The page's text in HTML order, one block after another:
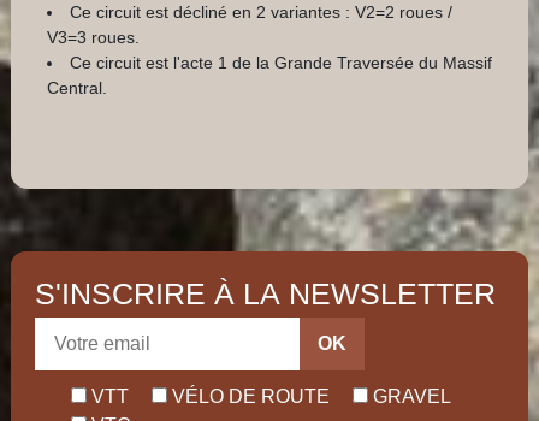
Ce circuit est décliné en 2 variantes : V2=2 roues /
V3=3 roues.
Ce circuit est l'acte 1 de la Grande Traversée du Massif
Central.
S'INSCRIRE À LA NEWSLETTER
OK
VTT VÉLO DE ROUTE
GRAVEL